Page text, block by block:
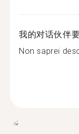
我的对话伙伴
Non saprei